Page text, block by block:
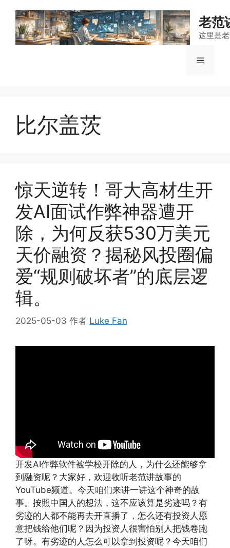
老范
这里是
菜
比尔盖茨
惊天逆转！哥大高材生开
发AI面试作弊神器遭开
除，为何反获530万美元
天价融资？揭秘风投圈偏
爱“规则破坏者”的底层逻
辑。
2025-05-03 作者 Luke Fan
开发AI作弊软件被学校开除的人，为什么还能够拿
到融资呢？大家好，欢迎收听老范讲故事的
YouTube频道。今天咱们来讲一讲这个神奇的故
事。按照中国人的想法，这不应该算是劣迹吗？有
劣迹的人都不能再去开直播了，怎么还有投资人愿
意把钱给他们呢？因为投资人很害怕别人把钱卷跑
了呀。有劣迹的人怎么可以拿到投资呢？今天咱们